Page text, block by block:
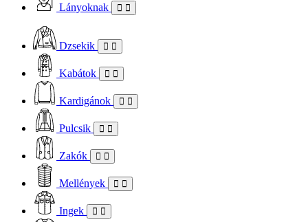
Lányoknak
Dzsekik
Kabátok
Kardigánok
Pulcsik
Zakók
Mellények
Ingek